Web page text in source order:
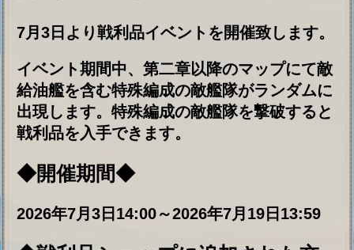
換品◆
主砲 18inch超重量徹甲弾(Mark8)
ミサイル M-22ウラガーン防空ミサイル
アンロック:
AK-630(MR-123)
試製51cm三連装砲
MiG-19K